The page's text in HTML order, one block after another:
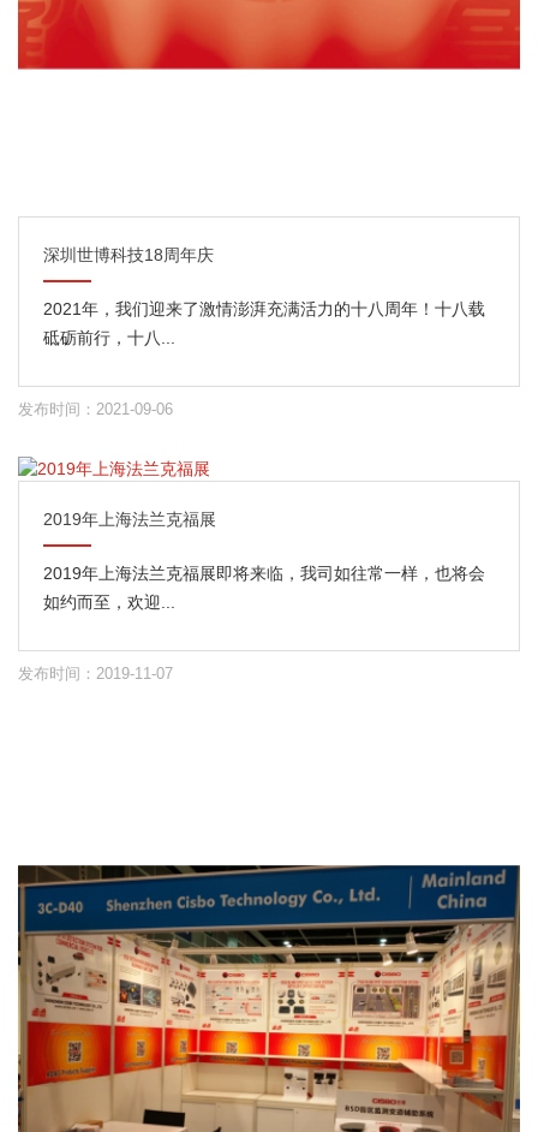
深圳世博科技18周年庆
2021年，我们迎来了激情澎湃充满活力的十八周年！十八载
砥砺前行，十八...
发布时间：2021-09-06
2019年上海法兰克福展
2019年上海法兰克福展即将来临，我司如往常一样，也将会
如约而至，欢迎...
发布时间：2019-11-07